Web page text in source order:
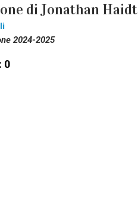
di Jonathan Haidt
2024-2025
0